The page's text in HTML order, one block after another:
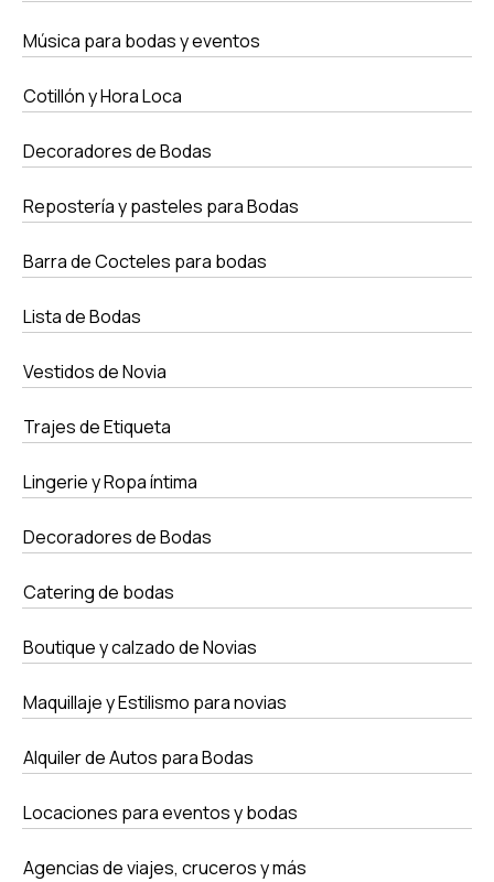
Música para bodas y eventos
Cotillón y Hora Loca
Decoradores de Bodas
Repostería y pasteles para Bodas
Barra de Cocteles para bodas
Lista de Bodas
Vestidos de Novia
Trajes de Etiqueta
Lingerie y Ropa íntima
Decoradores de Bodas
Catering de bodas
Boutique y calzado de Novias
Maquillaje y Estilismo para novias
Alquiler de Autos para Bodas
Locaciones para eventos y bodas
Agencias de viajes, cruceros y más